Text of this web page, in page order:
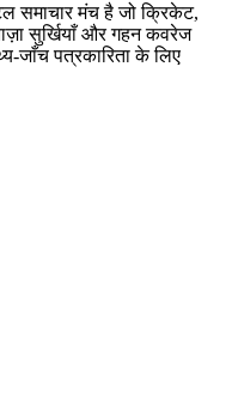
समाचार मंच है जो क्रिकेट,
सुर्खियाँ और गहन कवरेज
जाँच पत्रकारिता के लिए